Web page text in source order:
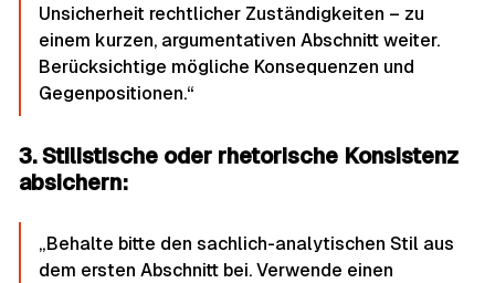
Unsicherheit rechtlicher Zuständigkeiten – zu
einem kurzen, argumentativen Abschnitt weiter.
Berücksichtige mögliche Konsequenzen und
Gegenpositionen.“
3. Stilistische oder rhetorische Konsistenz
absichern:
„Behalte bitte den sachlich-analytischen Stil aus
dem ersten Abschnitt bei. Verwende einen